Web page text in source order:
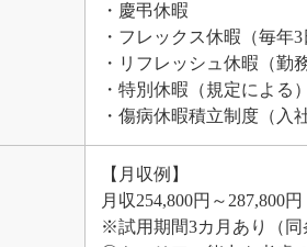
・慶弔休暇
・フレックス休暇（毎年3
・リフレッシュ休暇（勤
・特別休暇（規定による）
・傷病休暇積立制度（入
【月収例】
月収254,800円～287,800円
※試用期間3カ月あり（同